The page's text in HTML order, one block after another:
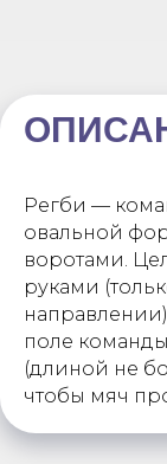
Регби —
овальной
воротами.
руками
поле
(длиной не
чтобы мяч